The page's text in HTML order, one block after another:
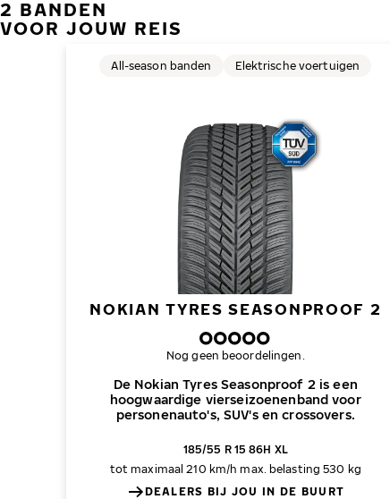
2 BANDEN
VOOR JOUW REIS
NOKIAN TYRES SEASONPROOF 2
De Nokian Tyres Seasonproof 2 is een
hoogwaardige vierseizoenenband voor
personenauto's, SUV's en crossovers.
All-season banden Elektrische voertuigen
Nog geen beoordelingen.
185/55 R 15 86H XL
tot maximaal 210 km/h max. belasting 530 kg
DEALERS BIJ JOU IN DE BUURT